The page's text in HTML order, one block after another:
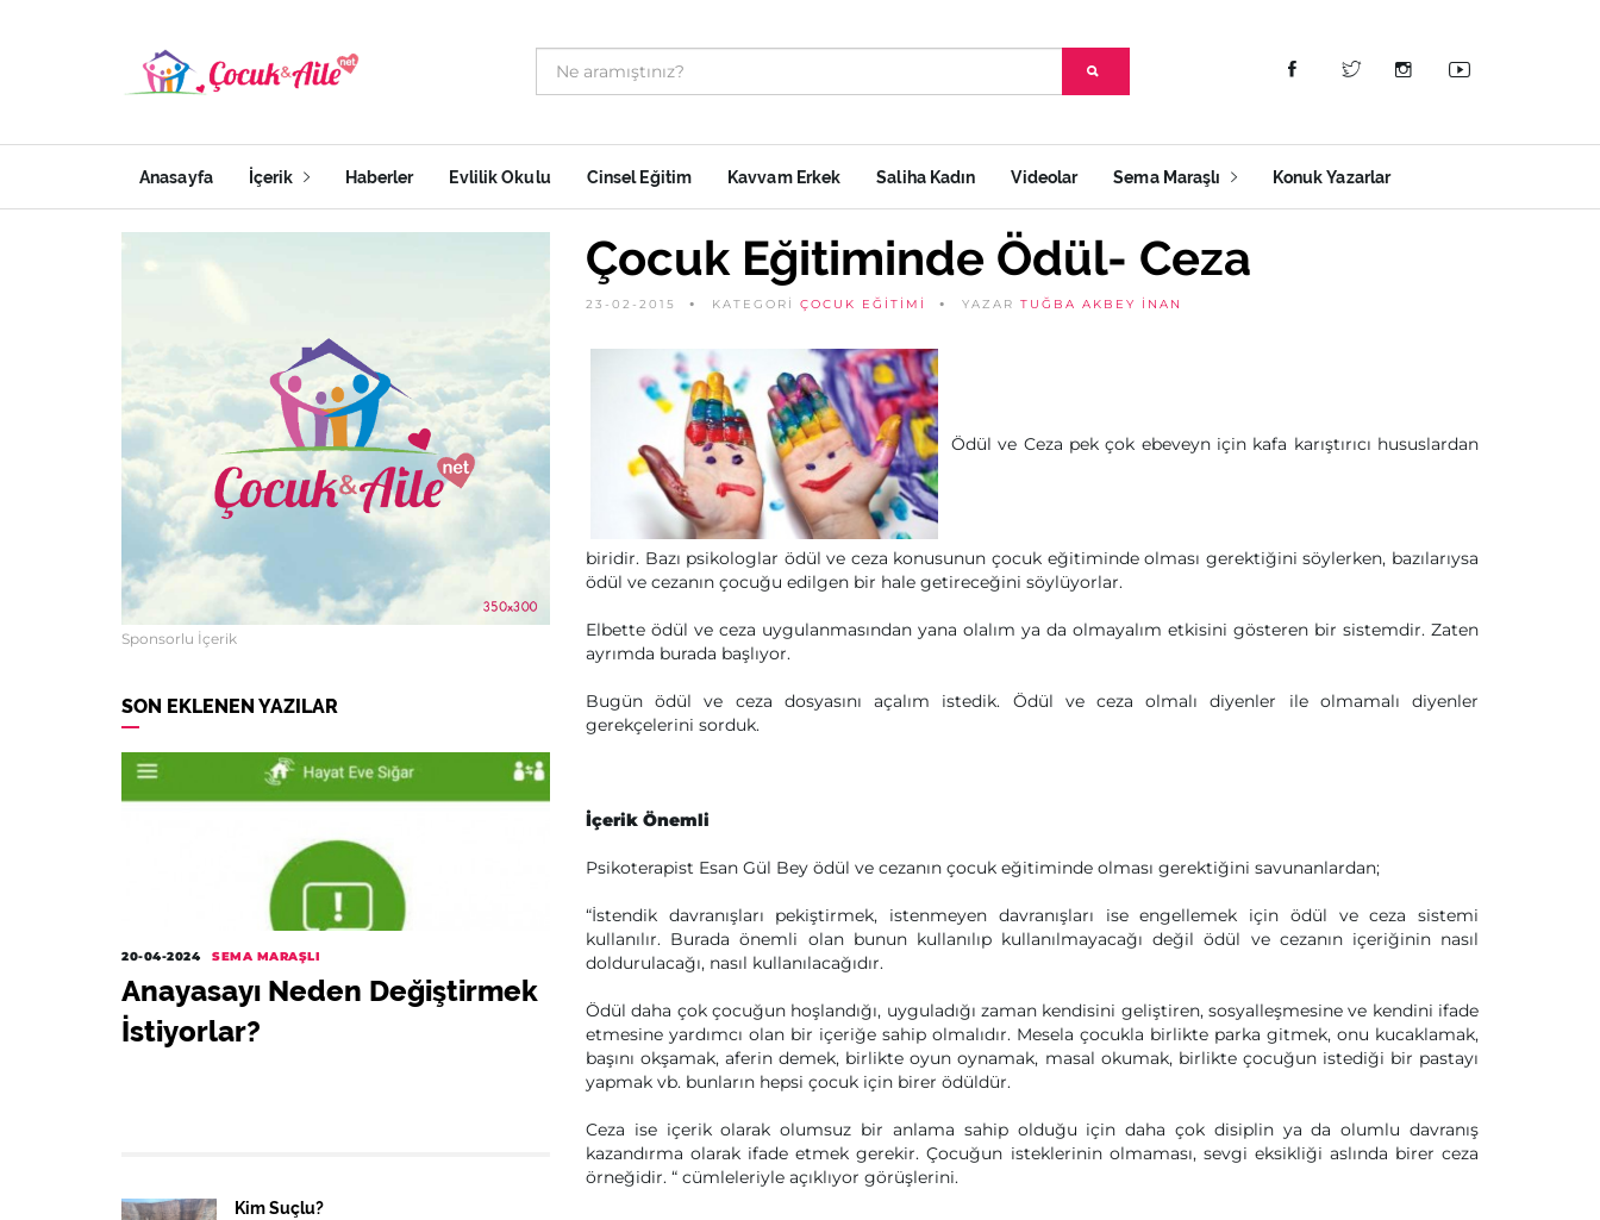
Anasayfa İçerik Haberler Evlilik Okulu Cinsel Eğitim Kavvam Erkek Saliha Kadın Videolar Sema Maraşlı Konuk Yazarlar
Sponsorlu İçerik
SON EKLENEN YAZILAR
20-04-2024 SEMA MARAŞLI
Anayasayı Neden Değiştirmek
İstiyorlar?
Kim Suçlu?
Çocuk Eğitiminde Ödül- Ceza
23-02-2015 KATEGORİ ÇOCUK EĞITIMI YAZAR TUĞBA AKBEY İNAN
Ödül ve Ceza pek çok ebeveyn için kafa karıştırıcı hususlardan
biridir. Bazı psikologlar ödül ve ceza konusunun çocuk eğitiminde olması gerektiğini söylerken, bazılarıysa
ödül ve cezanın çocuğu edilgen bir hale getireceğini söylüyorlar.
Elbette ödül ve ceza uygulanmasından yana olalım ya da olmayalım etkisini gösteren bir sistemdir. Zaten
ayrımda burada başlıyor.
Bugün ödül ve ceza dosyasını açalım istedik. Ödül ve ceza olmalı diyenler ile olmamalı diyenler
gerekçelerini sorduk.
İçerik Önemli
Psikoterapist Esan Gül Bey ödül ve cezanın çocuk eğitiminde olması gerektiğini savunanlardan;
“İstendik davranışları pekiştirmek, istenmeyen davranışları ise engellemek için ödül ve ceza sistemi
kullanılır. Burada önemli olan bunun kullanılıp kullanılmayacağı değil ödül ve cezanın içeriğinin nasıl
doldurulacağı, nasıl kullanılacağıdır.
Ödül daha çok çocuğun hoşlandığı, uyguladığı zaman kendisini geliştiren, sosyalleşmesine ve kendini ifade
etmesine yardımcı olan bir içeriğe sahip olmalıdır. Mesela çocukla birlikte parka gitmek, onu kucaklamak,
başını okşamak, aferin demek, birlikte oyun oynamak, masal okumak, birlikte çocuğun istediği bir pastayı
yapmak vb. bunların hepsi çocuk için birer ödüldür.
Ceza ise içerik olarak olumsuz bir anlama sahip olduğu için daha çok disiplin ya da olumlu davranış
kazandırma olarak ifade etmek gerekir. Çocuğun isteklerinin olmaması, sevgi eksikliği aslında birer ceza
örneğidir. “ cümleleriyle açıklıyor görüşlerini.